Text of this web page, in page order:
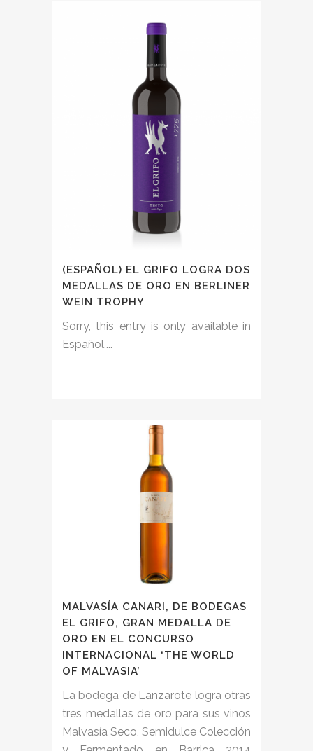
(ESPAÑOL) EL GRIFO LOGRA DOS
MEDALLAS DE ORO EN BERLINER
WEIN TROPHY
Sorry, this entry is only available in
Español....
MALVASÍA CANARI, DE BODEGAS
EL GRIFO, GRAN MEDALLA DE
ORO EN EL CONCURSO
INTERNACIONAL ‘THE WORLD
OF MALVASIA’
La bodega de Lanzarote logra otras
tres medallas de oro para sus vinos
Malvasía Seco, Semidulce Colección